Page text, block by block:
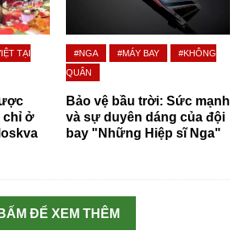
TẠI
chỉ ở
#NGA #MÁY BAY
#KHÔNG
QUÂN
Bảo vệ bầu trời: Sức mạnh
và sự duyên dáng của đội
bay "Những Hiệp sĩ Nga"
BẤM ĐỂ XEM THÊM